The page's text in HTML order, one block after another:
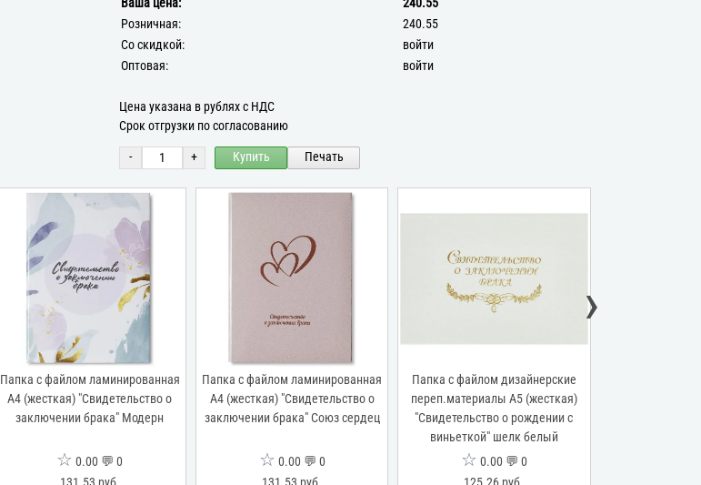
Розничная:
240.55
Со скидкой:
войти
Оптовая:
войти
Цена указана в рублях с НДС
Срок отгрузки по согласованию
- + Купить Печать
Папка с файлом ламинированная
А4 (жесткая) "Свидетельство о
заключении брака" Модерн
☆ 0.00 💬 0
Папка с файлом ламинированная
А4 (жесткая) "Свидетельство о
заключении брака" Союз сердец
☆ 0.00 💬 0
Папка с файлом дизайнерские
переп.материалы А5 (жесткая)
"Свидетельство о рождении с
виньеткой" шелк белый
☆ 0.00 💬 0
›